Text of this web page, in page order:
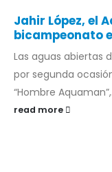
Jahir López, el
bicampeonato
Las aguas abiertas
por segunda
“Hombre
read more